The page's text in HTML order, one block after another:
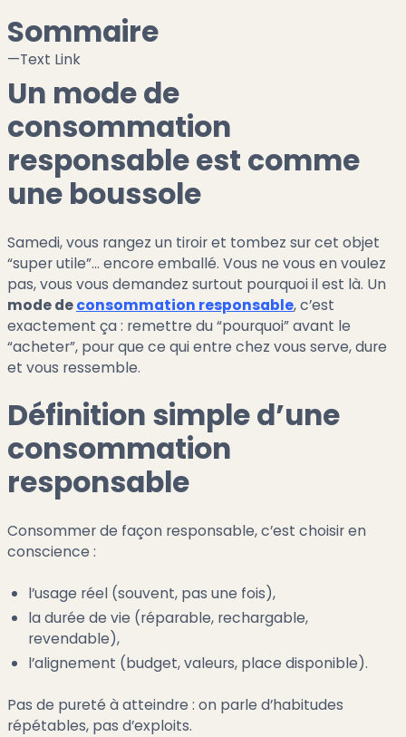
Sommaire
—Text Link
Un mode de
consommation
responsable est comme
une boussole
Samedi, vous rangez un tiroir et tombez sur cet objet
“super utile”… encore emballé. Vous ne vous en voulez
pas, vous vous demandez surtout pourquoi il est là. Un
mode deconsommation responsable, c’est
exactement ça : remettre du “pourquoi” avant le
“acheter”, pour que ce qui entre chez vous serve, dure
et vous ressemble.
Définition simple d’une
consommation
responsable
Consommer de façon responsable, c’est choisir en
conscience :
l’usage réel (souvent, pas une fois),
la durée de vie (réparable, rechargable,
revendable),
l’alignement (budget, valeurs, place disponible).
Pas de pureté à atteindre : on parle d’habitudes
répétables, pas d’exploits.